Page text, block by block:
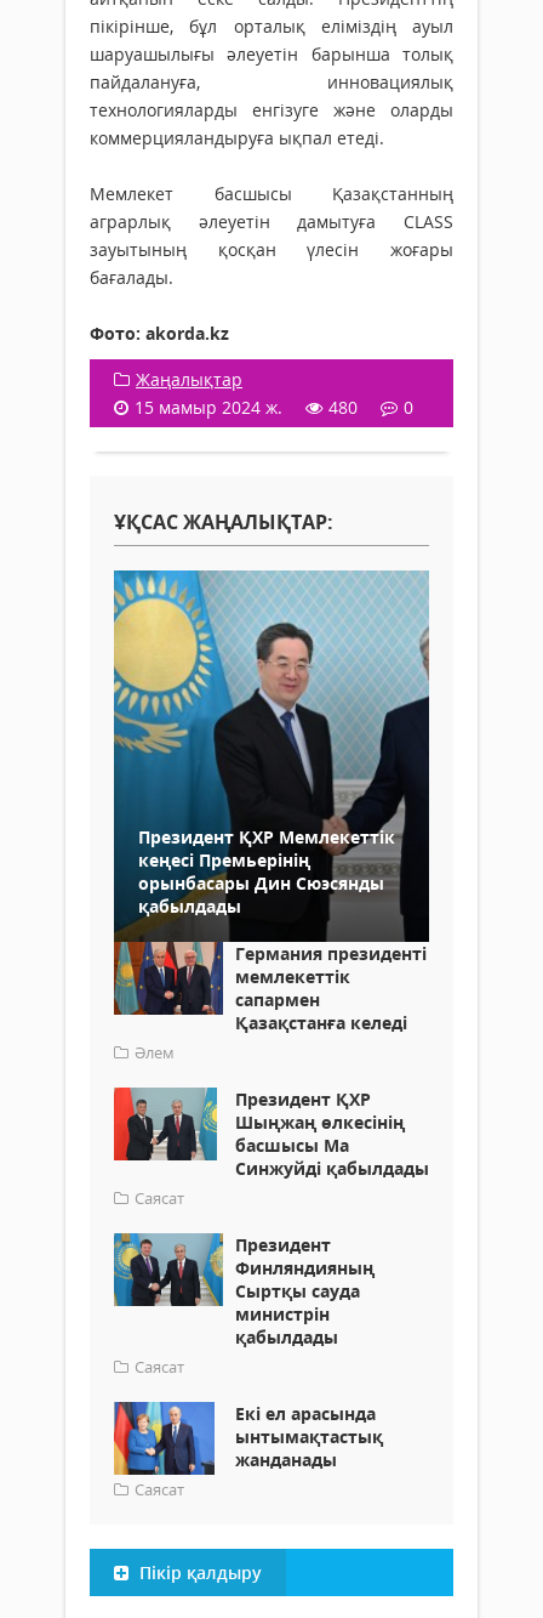
пікірінше, бұл орталық еліміздің ауыл
шаруашылығы әлеуетін барынша толық
пайдалануға, инновациялық
технологияларды енгізуге және оларды
коммерцияландыруға ықпал етеді.
Мемлекет басшысы Қазақстанның
аграрлық әлеуетін дамытуға CLASS
зауытының қосқан үлесін жоғары
бағалады.
Фото: akorda.kz
Жаңалықтар
15 мамыр 2024 ж.
480 0
ҰҚСАС ЖАҢАЛЫҚТАР:
Президент ҚХР Мемлекеттік
кеңесі Премьерінің
орынбасары Дин Сюэсянды
қабылдады
Германия президенті
мемлекеттік
сапармен
Қазақстанға келеді
Әлем
Президент ҚХР
Шыңжаң өлкесінің
басшысы Ма
Синжуйді қабылдады
Саясат
Президент
Финляндияның
Сыртқы сауда
министрін
қабылдады
Саясат
Екі ел арасында
ынтымақтастық
жанданады
Саясат
Пікір қалдыру